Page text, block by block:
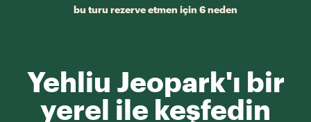
bu turu rezerve etmen için 6 neden
Yehliu Jeopark'ı bir
yerel ile keşfedin